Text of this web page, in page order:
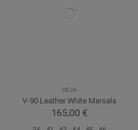
VEJA
V-90 Leather White Marsala
165,00 €